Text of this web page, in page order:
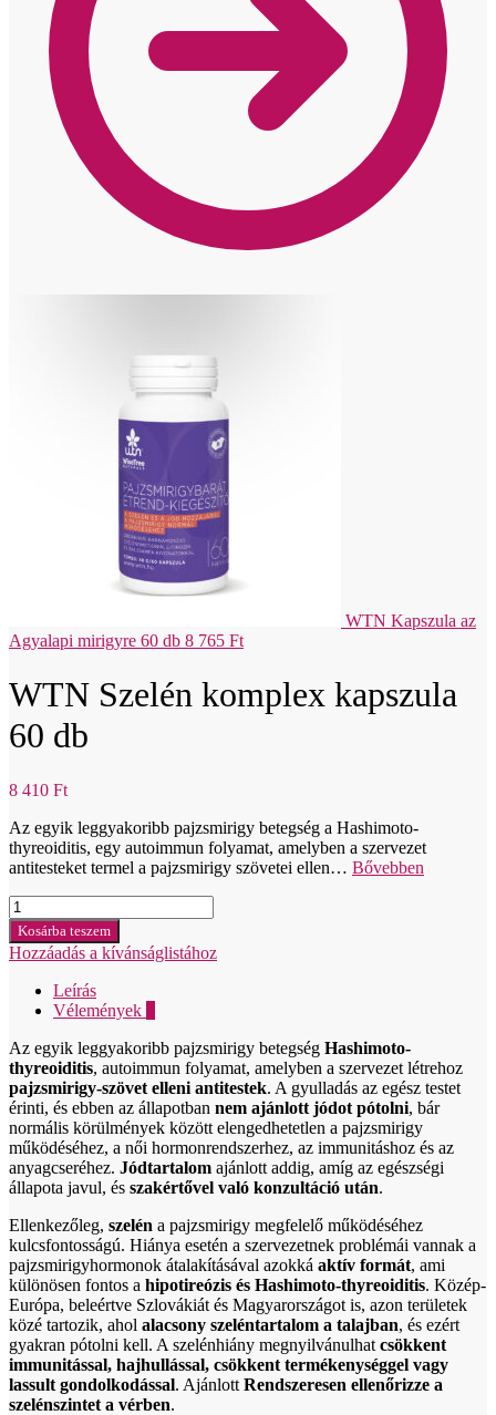
WTN Kapszula az
Agyalapi mirigyre 60 db 8 765 Ft
WTN Szelén komplex kapszula
60 db
8 410 Ft
Az egyik leggyakoribb pajzsmirigy betegség a Hashimoto-
thyreoiditis, egy autoimmun folyamat, amelyben a szervezet
antitesteket termel a pajzsmirigy szövetei ellen… Bővebben
WTN
Selén
komplex
kapsuly
mennyiség
Kosárba teszem
Hozzáadás a kívánságlistához
Leírás
Vélemények
Az egyik leggyakoribb pajzsmirigy betegség Hashimoto-
thyreoiditis, autoimmun folyamat, amelyben a szervezet létrehoz
pajzsmirigy-szövet elleni antitestek. A gyulladás az egész testet
érinti, és ebben az állapotban nem ajánlott jódot pótolni, bár
normális körülmények között elengedhetetlen a pajzsmirigy
működéséhez, a női hormonrendszerhez, az immunitáshoz és az
anyagcseréhez. Jódtartalom ajánlott addig, amíg az egészségi
állapota javul, és szakértővel való konzultáció után.
Ellenkezőleg, szelén a pajzsmirigy megfelelő működéséhez
kulcsfontosságú. Hiánya esetén a szervezetnek problémái vannak a
pajzsmirigyhormonok átalakításával azokká aktív formát, ami
különösen fontos a hipotireózis és Hashimoto-thyreoiditis. Közép-
Európa, beleértve Szlovákiát és Magyarországot is, azon területek
közé tartozik, ahol alacsony szeléntartalom a talajban, és ezért
gyakran pótolni kell. A szelénhiány megnyilvánulhat csökkent
immunitással, hajhullással, csökkent termékenységgel vagy
lassult gondolkodással. Ajánlott Rendszeresen ellenőrizze a
szelénszintet a vérben.